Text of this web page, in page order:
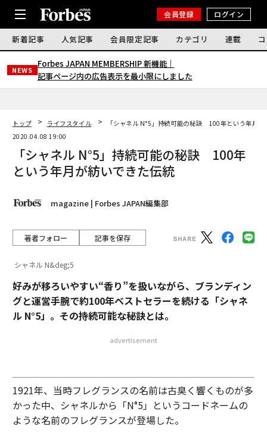
会員登録 ログイン
新着記事 人気記事 会員限定記事 カテゴリ 連載
NEWS
Forbes JAPAN MEMBERSHIP 新機能｜
記事ページ内の広告表示を最小限にしました
トップ ライフスタイル
「シャネル N°5」持続可能の秘訣 100年という年月が
2020.04.08 19:00
「シャネル N°5」持続可能の秘訣 100年
という年月が紡いできた伝統
magazine | Forbes JAPAN編集部
著者フォロー 記事を保存
シャネル N&deg;5
好みが移ろいやすい“香り”を扱いながら、ブランディン
グと運営手腕で約100年ベストセラーを続ける「シャネ
ル N°5」。その持続可能な秘訣とは。
advertisement
1921年、当時フレグランスの名前は古臭く響くものが多
かった中、シャネルから「N°5」というコードネームの
ような名前のフレグランスが登場した。